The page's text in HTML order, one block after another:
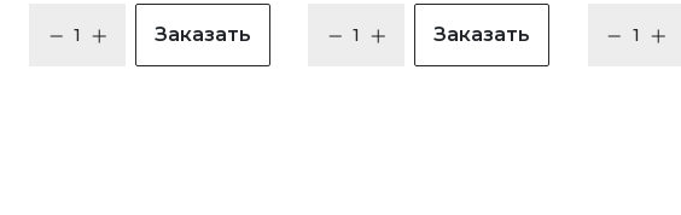
Заказать Заказать